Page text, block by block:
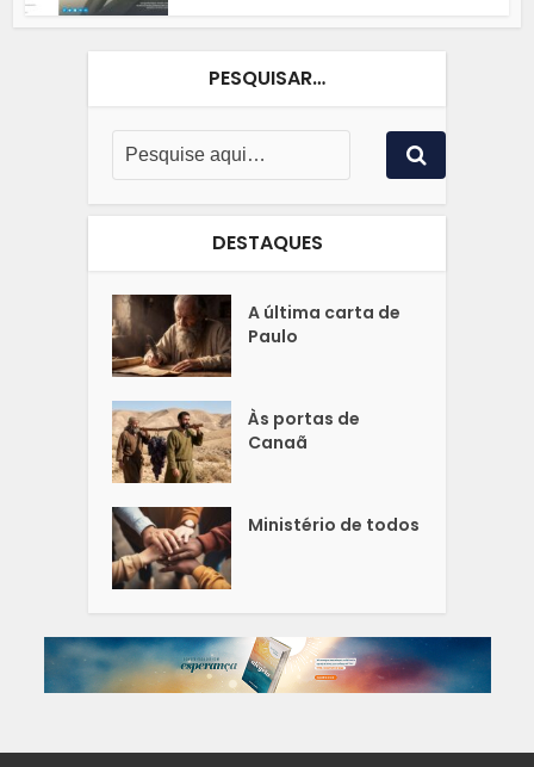
PESQUISAR…
DESTAQUES
A última carta de
Paulo
Às portas de
Canaã
Ministério de todos